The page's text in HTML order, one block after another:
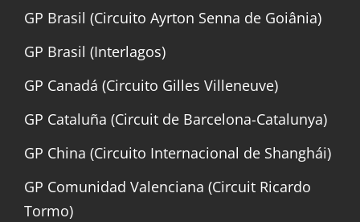
GP Brasil (Circuito Ayrton Senna de Goiânia)
GP Brasil (Interlagos)
GP Canadá (Circuito Gilles Villeneuve)
GP Cataluña (Circuit de Barcelona-Catalunya)
GP China (Circuito Internacional de Shanghái)
GP Comunidad Valenciana (Circuit Ricardo
Tormo)